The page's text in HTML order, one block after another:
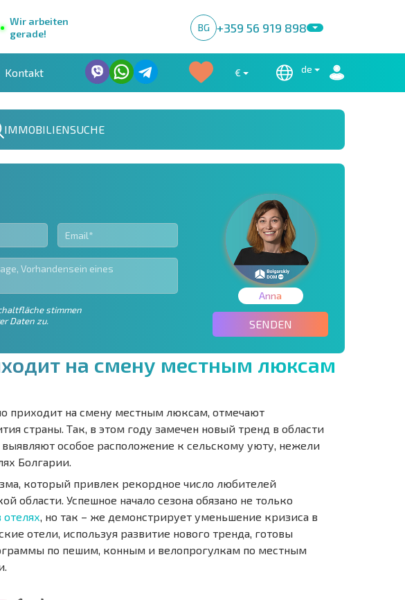
Wir arbeiten
gerade!
BG +359 56 919 898
Kontakt € de
IMMOBILIENSUCHE
stimmen
Daten zu.
Anna
SENDEN
ходит на смену местным люксам
приходит на смену местным люксам, отмечают
страны. Так, в этом году замечен новый тренд в области
особое расположение к сельскому уюту, нежели
Болгарии.
который привлек рекордное число любителей
области. Успешное начало сезона обязано не только
, но так – же демонстрирует уменьшение кризиса в
отели, используя развитие нового тренда, готовы
по пешим, конным и велопрогулкам по местным